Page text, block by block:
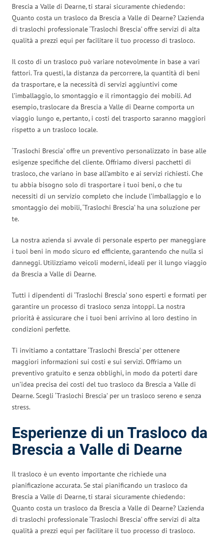
Brescia a Valle di Dearne, ti starai sicuramente chiedendo:
Quanto costa un trasloco da Brescia a Valle di Dearne? L’azienda
di traslochi professionale ‘Traslochi Brescia’ offre servizi di alta
qualità a prezzi equi per facilitare il tuo processo di trasloco.
Il costo di un trasloco può variare notevolmente in base a vari
fattori. Tra questi, la distanza da percorrere, la quantità di beni
da trasportare, e la necessità di servizi aggiuntivi come
l’imballaggio, lo smontaggio e il rimontaggio dei mobili. Ad
esempio, traslocare da Brescia a Valle di Dearne comporta un
viaggio lungo e, pertanto, i costi del trasporto saranno maggiori
rispetto a un trasloco locale.
‘Traslochi Brescia’ offre un preventivo personalizzato in base alle
esigenze specifiche del cliente. Offriamo diversi pacchetti di
trasloco, che variano in base all’ambito e ai servizi richiesti. Che
tu abbia bisogno solo di trasportare i tuoi beni, o che tu
necessiti di un servizio completo che include l’imballaggio e lo
smontaggio dei mobili, ‘Traslochi Brescia’ ha una soluzione per
te.
La nostra azienda si avvale di personale esperto per maneggiare
i tuoi beni in modo sicuro ed efficiente, garantendo che nulla si
danneggi. Utilizziamo veicoli moderni, ideali per il lungo viaggio
da Brescia a Valle di Dearne.
Tutti i dipendenti di ‘Traslochi Brescia’ sono esperti e formati per
garantire un processo di trasloco senza intoppi. La nostra
priorità è assicurare che i tuoi beni arrivino al loro destino in
condizioni perfette.
Ti invitiamo a contattare ‘Traslochi Brescia’ per ottenere
maggiori informazioni sui costi e sui servizi. Offriamo un
preventivo gratuito e senza obblighi, in modo da poterti dare
un’idea precisa dei costi del tuo trasloco da Brescia a Valle di
Dearne. Scegli ‘Traslochi Brescia’ per un trasloco sereno e senza
stress.
Esperienze di un Trasloco da
Brescia a Valle di Dearne
Il trasloco è un evento importante che richiede una
pianificazione accurata. Se stai pianificando un trasloco da
Brescia a Valle di Dearne, ti starai sicuramente chiedendo:
Quanto costa un trasloco da Brescia a Valle di Dearne? L’azienda
di traslochi professionale ‘Traslochi Brescia’ offre servizi di alta
qualità a prezzi equi per facilitare il tuo processo di trasloco.